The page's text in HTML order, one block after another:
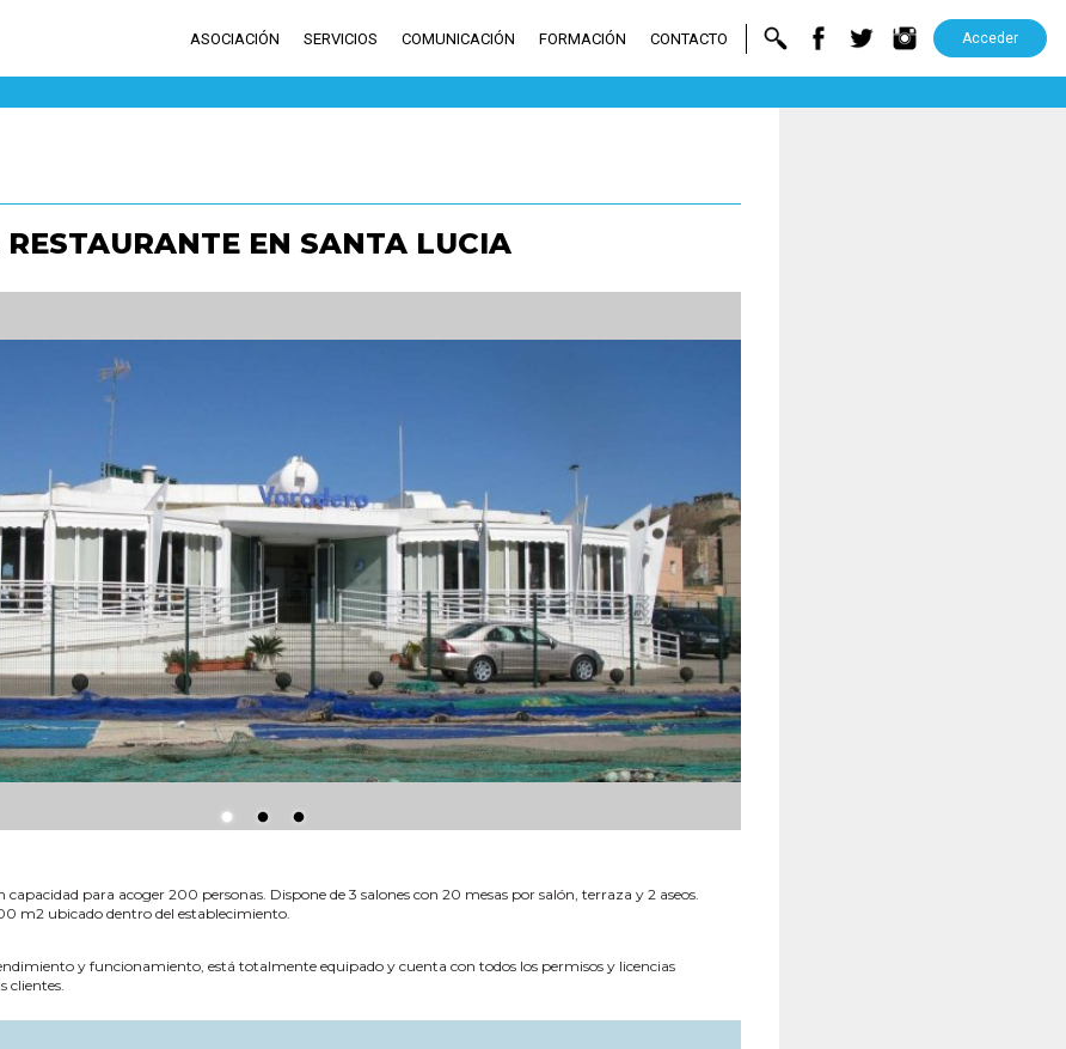
ASOCIACIÓN SERVICIOS COMUNICACIÓN FORMACIÓN CONTACTO Acceder
RESTAURANTE EN SANTA LUCIA
para acoger 200 personas. Dispone de 3 salones con 20 mesas por salón, terraza y 2 aseos.
m2 ubicado dentro del establecimiento.
y funcionamiento, está totalmente equipado y cuenta con todos los permisos y licencias
clientes.